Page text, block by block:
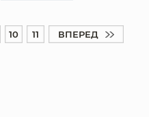
10 11 ВПЕРЕД